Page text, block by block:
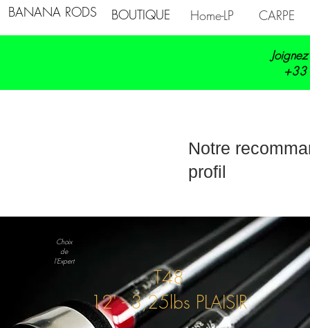
BANANA RODS BOUTIQUE Home-LP CARPE
Notre
profil
T48
12' - 3,25lbs PLAISIR
Choix
de
l'Expert